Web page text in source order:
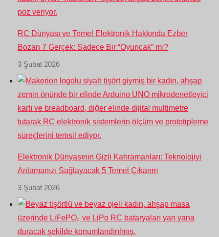
RC Dünyası ve Temel Elektronik Hakkında Ezber
Bozan 7 Gerçek: Sadece Bir “Oyuncak” mı?
3 Şubat 2026
Elektronik Dünyasının Gizli Kahramanları: Teknolojiyi
Anlamanızı Sağlayacak 5 Temel Çıkarım
3 Şubat 2026